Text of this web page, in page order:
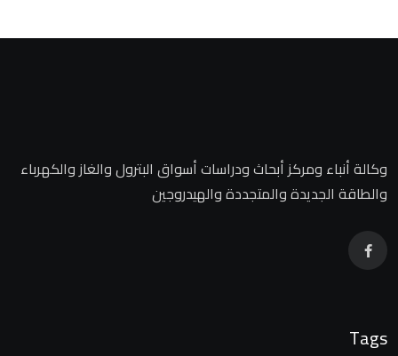
وكالة أنباء ومركز أبحاث ودراسات أسواق البترول والغاز والكهرباء
والطاقة الجديدة والمتجددة والهيدروجين
Tags